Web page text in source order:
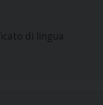
di lingua